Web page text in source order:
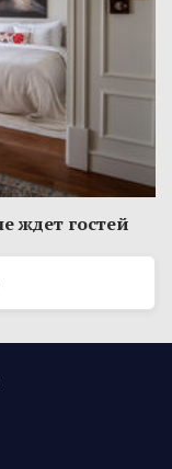
ждет гостей